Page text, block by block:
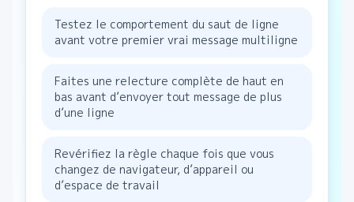
Testez le comportement du saut de ligne
avant votre premier vrai message multiligne
Faites une relecture complète de haut en
bas avant d’envoyer tout message de plus
d’une ligne
Revérifiez la règle chaque fois que vous
changez de navigateur, d’appareil ou
d’espace de travail